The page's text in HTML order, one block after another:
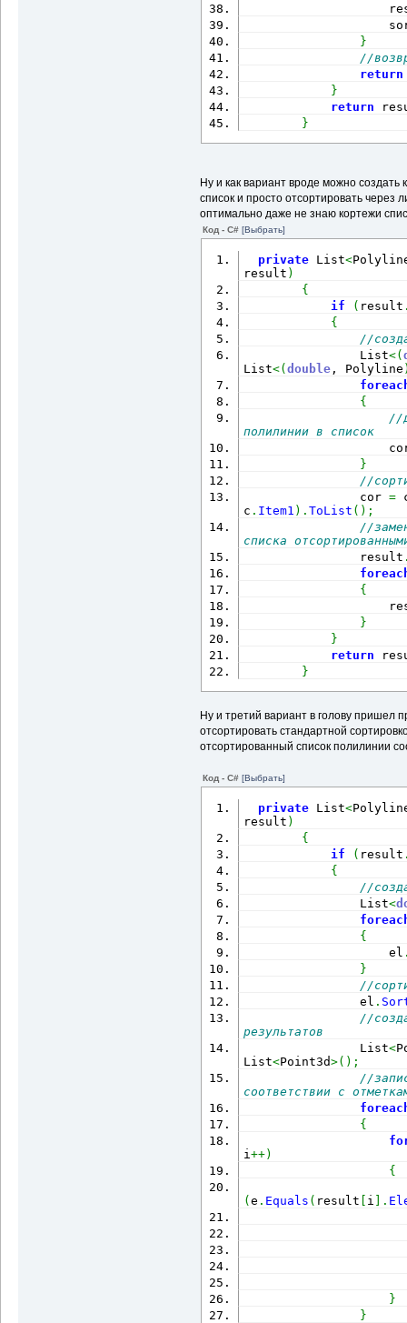
}
//
return
}
return
}
Ну и как вариант вроде можно создать
список и просто отсортировать через
оптимально даже не знаю кортежи
Код - C# [Выбрать]
private List<
result )
{
if
( result
{
//
List<(
List<(double , Polyline
{
//
полилинии в список
}
//
cor =
c . Item1 ) .ToList ( ) ;
//
списка
result
{
}
}
return
}
Ну и третий вариант в голову пришел
отсортировать стандартной
отсортированный список полилинии
Код - C# [Выбрать]
private List<
result )
{
if
( result
{
//
List<
{
el
}
//
el .
//
результатов
List<
List<Point3d>( ) ;
//
соответствии с
{
i++)
{
(e . Equals ( result i .
}
}